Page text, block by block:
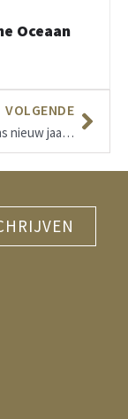
Oceaan
VOLGENDE
Bestel nu ons nieuw jaarboek LUX & TRAVEL